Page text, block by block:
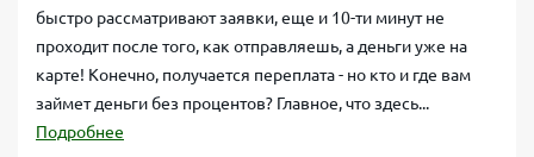
быстро рассматривают заявки, еще и 10-ти минут не
проходит после того, как отправляешь, а деньги уже на
карте! Конечно, получается переплата - но кто и где вам
займет деньги без процентов? Главное, что здесь...
Подробнее